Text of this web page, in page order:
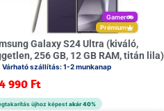
Gamer
Prémium
Galaxy S24 Ultra (kiváló,
256 GB, 12 GB RAM, titán lila)
Várható szállítás: 1-2 munkanap
990 Ft
újhoz képestakár 40%